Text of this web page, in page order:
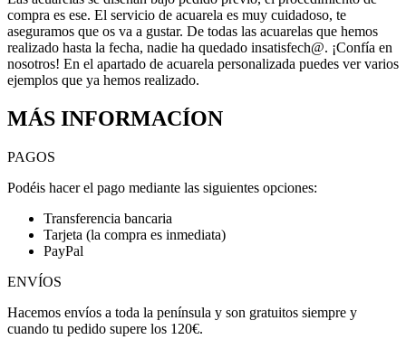
compra es ese. El servicio de acuarela es muy cuidadoso, te
aseguramos que os va a gustar. De todas las acuarelas que hemos
realizado hasta la fecha, nadie ha quedado insatisfech@. ¡Confía en
nosotros! En el apartado de acuarela personalizada puedes ver varios
ejemplos que ya hemos realizado.
MÁS INFORMACÍON
PAGOS
Podéis hacer el pago mediante las siguientes opciones:
Transferencia bancaria
Tarjeta (la compra es inmediata)
PayPal
ENVÍOS
Hacemos envíos a toda la península y son gratuitos siempre y
cuando tu pedido supere los 120€.